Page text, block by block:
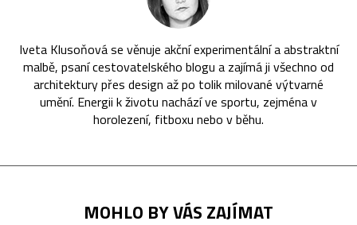
Iveta Klusoňová se věnuje akční experimentální a abstraktní
malbě, psaní cestovatelského blogu a zajímá ji všechno od
architektury přes design až po tolik milované výtvarné
umění. Energii k životu nachází ve sportu, zejména v
horolezení, fitboxu nebo v běhu.
MOHLO BY VÁS ZAJÍMAT